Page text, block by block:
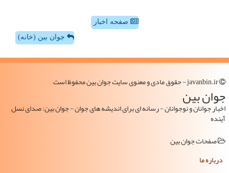
صفحه اخبار
جوان بین (خانه)
جوان بین
اخبار جوانان و نوجوانان - رسانه ای برای اندیشه های جوان - جوان بین: صدای نسل
آینده
صفحات جوان بین
درباره ما